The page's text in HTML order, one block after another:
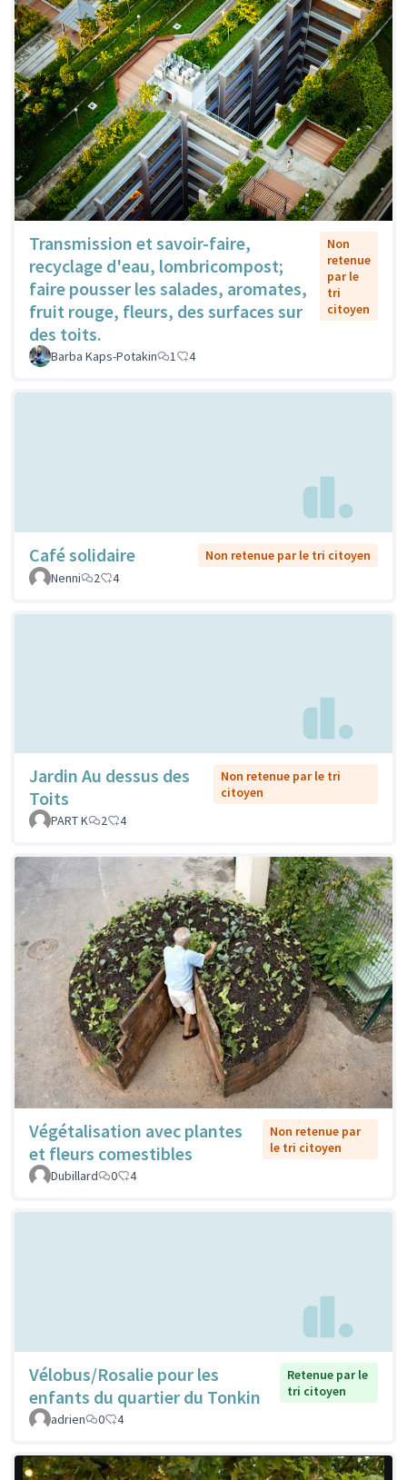
Transmission et savoir-faire,
recyclage d'eau, lombricompost;
faire pousser les salades, aromates,
fruit rouge, fleurs, des surfaces sur
des toits.
Non
retenue
par le
tri
citoyen
Barba Kaps-Potakin 1 4
Café solidaire
Non retenue par le tri citoyen
Nenni
2 4
Jardin Au dessus des
Toits
Non retenue par le tri
citoyen
PART K
2 4
Végétalisation avec plantes
et fleurs comestibles
Non retenue par
le tri citoyen
Dubillard
0 4
Vélobus/Rosalie pour les
enfants du quartier du Tonkin
Retenue par le
tri citoyen
adrien
0 4